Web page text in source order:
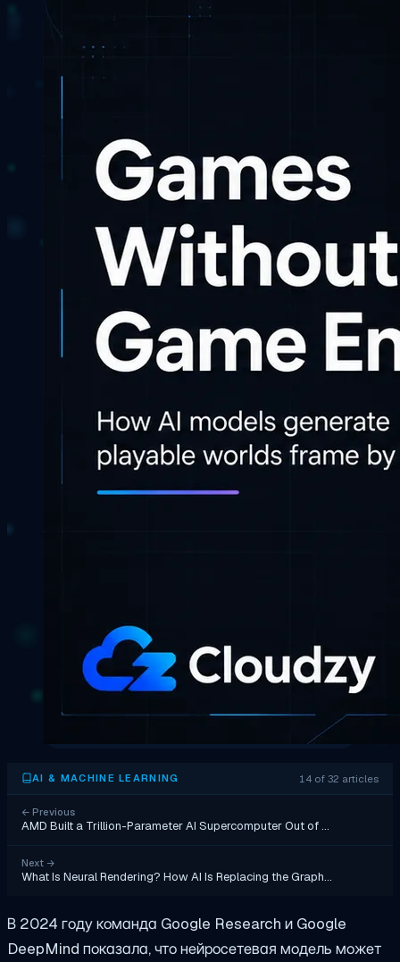
AI & MACHINE LEARNING 14 of 32 articles
← Previous
AMD Built a Trillion-Parameter AI Supercomputer Out of …
Next →
What Is Neural Rendering? How AI Is Replacing the Graph…
В 2024 году команда Google Research и Google
DeepMind показала, что нейросетевая модель может